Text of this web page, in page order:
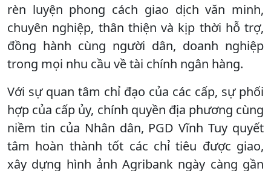
rèn luyện phong cách giao dịch văn minh,
chuyên nghiệp, thân thiện và kịp thời hỗ trợ,
đồng hành cùng người dân, doanh nghiệp
trong mọi nhu cầu về tài chính ngân hàng.
Với sự quan tâm chỉ đạo của các cấp, sự phối
hợp của cấp ủy, chính quyền địa phương cùng
niềm tin của Nhân dân, PGD Vĩnh Tuy quyết
tâm hoàn thành tốt các chỉ tiêu được giao,
xây dựng hình ảnh Agribank ngày càng gần